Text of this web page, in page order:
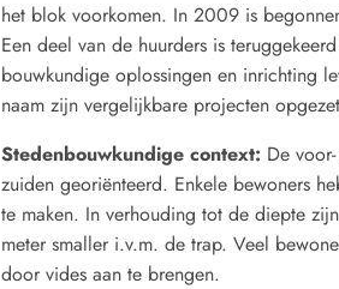
het blok voorkomen. In 2009 is
Een deel van de huurders is
bouwkundige oplossingen en inrichting
naam zijn vergelijkbare projecten
Stedenbouwkundige context: De
zuiden georiënteerd. Enkele bewoners
te maken. In verhouding tot de diepte
meter smaller i.v.m. de trap. Veel
door vides aan te brengen.